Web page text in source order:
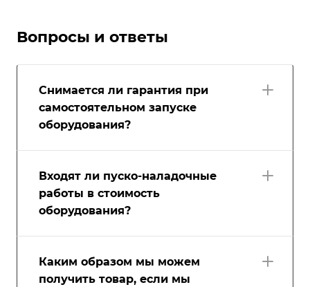
Вопросы и ответы
Снимается ли гарантия при
самостоятельном запуске
оборудования?
Входят ли пуско-наладочные
работы в стоимость
оборудования?
Каким образом мы можем
получить товар, если мы